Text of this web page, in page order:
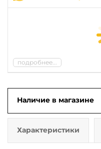
подробнее...
Наличие в магазине
Характеристики